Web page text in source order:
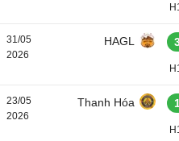
31/05
2026
HAGL
23/05
2026
Thanh Hóa